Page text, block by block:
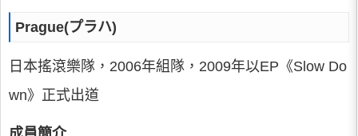
Prague(プラハ)
日本搖滾樂隊，2006年組隊，2009年以EP《Slow Do
wn》正式出道